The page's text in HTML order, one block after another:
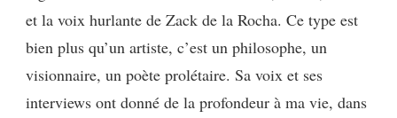
et la voix hurlante de Zack de la Rocha. Ce type est
bien plus qu’un artiste, c’est un philosophe, un
visionnaire, un poète prolétaire. Sa voix et ses
interviews ont donné de la profondeur à ma vie, dans